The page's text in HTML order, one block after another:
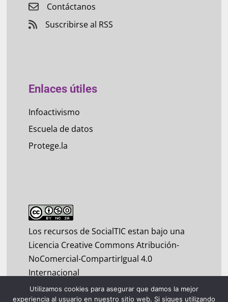
Contáctanos
Suscribirse al RSS
Enlaces útiles
Infoactivismo
Escuela de datos
Protege.la
Los recursos de SocialTIC estan bajo una
Licencia Creative Commons Atribución-
NoComercial-CompartirIgual 4.0
Internacional
Utilizamos cookies para asegurar que damos la mejor
experiencia al usuario en nuestro sitio web. Si sigues utilizando